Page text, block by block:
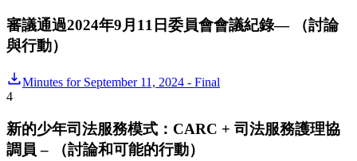
審議通過2024年9月11日委員會會議紀錄— （討論
與行動）
Minutes for September 11, 2024 - Final
4
新的少年司法服務模式：CARC + 司法服務護理協
調員 – （討論和可能的行動）